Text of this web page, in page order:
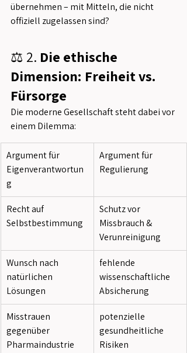
übernehmen – mit Mitteln, die nicht
offiziell zugelassen sind?
⚖️ 2. Die ethische
Dimension: Freiheit vs.
Fürsorge
Die moderne Gesellschaft steht dabei vor
einem Dilemma:
Argument für
Eigenverantwortun
g
Argument für
Regulierung
Recht auf
Selbstbestimmung
Schutz vor
Missbrauch &
Verunreinigung
Wunsch nach
natürlichen
Lösungen
fehlende
wissenschaftliche
Absicherung
Misstrauen
gegenüber
Pharmaindustrie
potenzielle
gesundheitliche
Risiken